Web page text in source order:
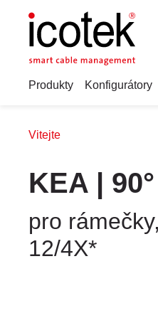
Produkty Konfigurátory
Vitejte
KEA |
pro
12/4X*